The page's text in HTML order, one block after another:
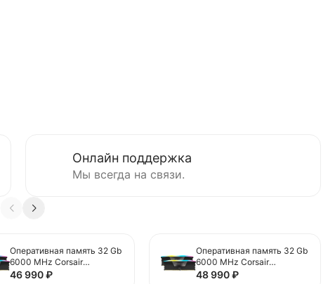
Онлайн поддержка
Мы всегда на связи.
Оперативная память 32 Gb
6000 MHz Corsair
VENGEANCE RGB Black
46 990₽
Оперативная память 32 Gb
6000 MHz Corsair
VENGEANCE RGB Black
48 990₽